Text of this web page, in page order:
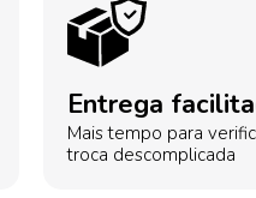
Entrega
Mais tempo para
troca descomplicada